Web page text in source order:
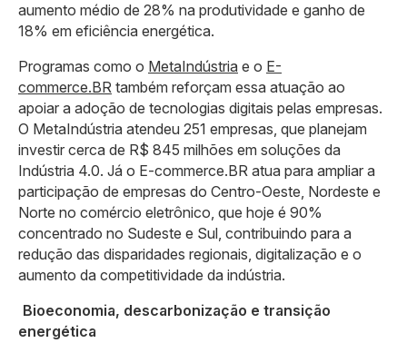
aumento médio de 28% na produtividade e ganho de
18% em eficiência energética.
Programas como o MetaIndústria e o E-
commerce.BR também reforçam essa atuação ao
apoiar a adoção de tecnologias digitais pelas empresas.
O MetaIndústria atendeu 251 empresas, que planejam
investir cerca de R$ 845 milhões em soluções da
Indústria 4.0. Já o E-commerce.BR atua para ampliar a
participação de empresas do Centro-Oeste, Nordeste e
Norte no comércio eletrônico, que hoje é 90%
concentrado no Sudeste e Sul, contribuindo para a
redução das disparidades regionais, digitalização e o
aumento da competitividade da indústria.
Bioeconomia, descarbonização e transição
energética